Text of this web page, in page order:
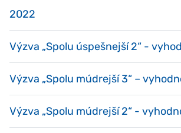
2022
Výzva „Spolu úspešnejší 2“ -
Výzva „Spolu múdrejší 3“ –
Výzva „Spolu múdrejší 2“ -